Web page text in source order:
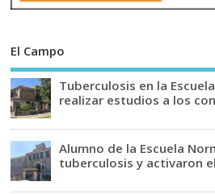
El Campo
Tuberculosis en la
realizar estudios a los
Alumno de la Escuela
tuberculosis y activaron